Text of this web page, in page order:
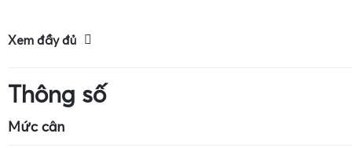
sầu riêng đông lạnh, cân sầu riêng múi kho lạnh.
Xem đầy đủ
Thông số
Mức cân